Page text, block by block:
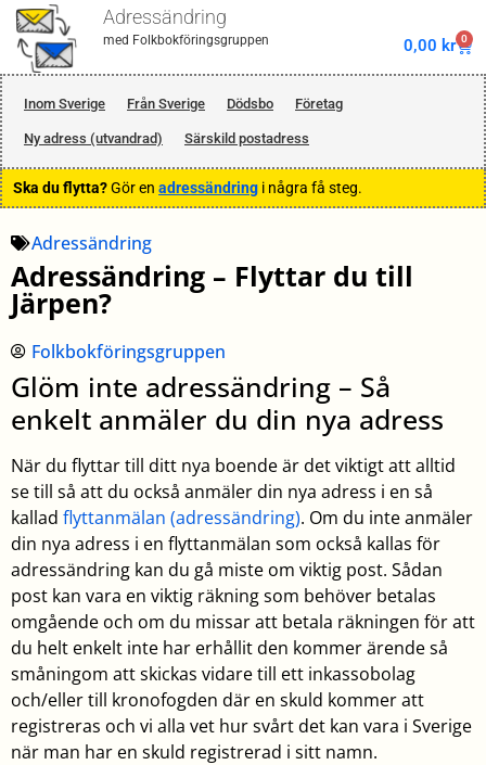
Adressändring
med Folkbokföringsgruppen 0,00 kr 0
Inom Sverige Från Sverige Dödsbo Företag
Ny adress (utvandrad) Särskild postadress
Ska du flytta?Gör en adressändring i några få steg.
Adressändring
Adressändring – Flyttar du till
Järpen?
Folkbokföringsgruppen
Glöm inte adressändring – Så
enkelt anmäler du din nya adress
När du flyttar till ditt nya boende är det viktigt att alltid
se till så att du också anmäler din nya adress i en så
kallad flyttanmälan (adressändring). Om du inte anmäler
din nya adress i en flyttanmälan som också kallas för
adressändring kan du gå miste om viktig post. Sådan
post kan vara en viktig räkning som behöver betalas
omgående och om du missar att betala räkningen för att
du helt enkelt inte har erhållit den kommer ärende så
småningom att skickas vidare till ett inkassobolag
och/eller till kronofogden där en skuld kommer att
registreras och vi alla vet hur svårt det kan vara i Sverige
när man har en skuld registrerad i sitt namn.